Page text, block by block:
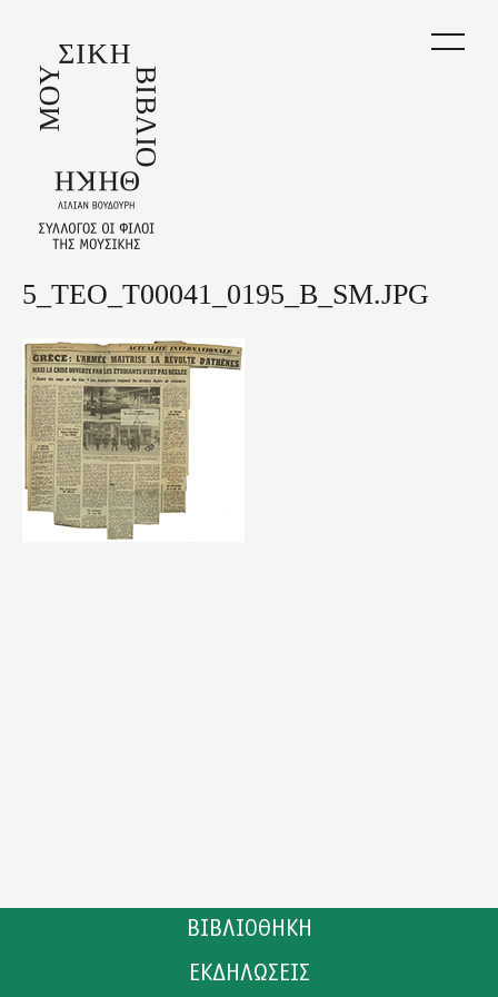
main
content
ΒΙΒΛΙΟΘΗΚΗ
ΚΑΤΑΛΟΓΟΣ
ΕΚΔΗΛΩΣΕΙΣ
Back
top
5_TEO_T00041_0195_B_SM.JPG